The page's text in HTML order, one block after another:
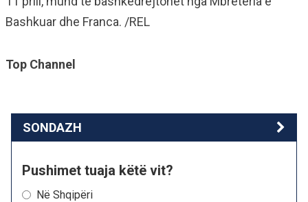
Bashkuar dhe Franca. /REL
Top Channel
SONDAZH
Pushimet tuaja këtë vit?
Në Shqipëri